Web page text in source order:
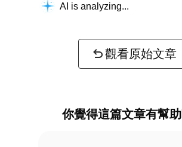
AI is analyzing...
觀看原始文章
你覺得這篇文章有幫